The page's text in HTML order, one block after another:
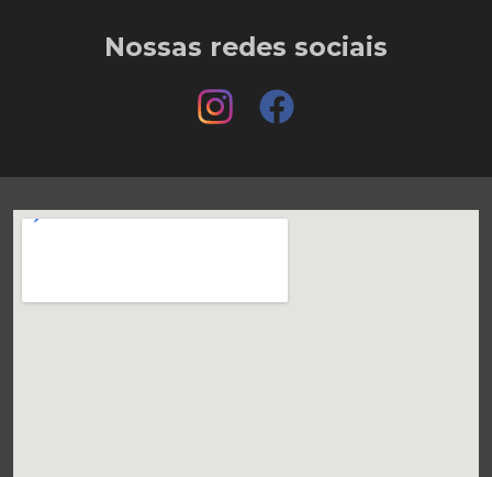
Nossas redes sociais